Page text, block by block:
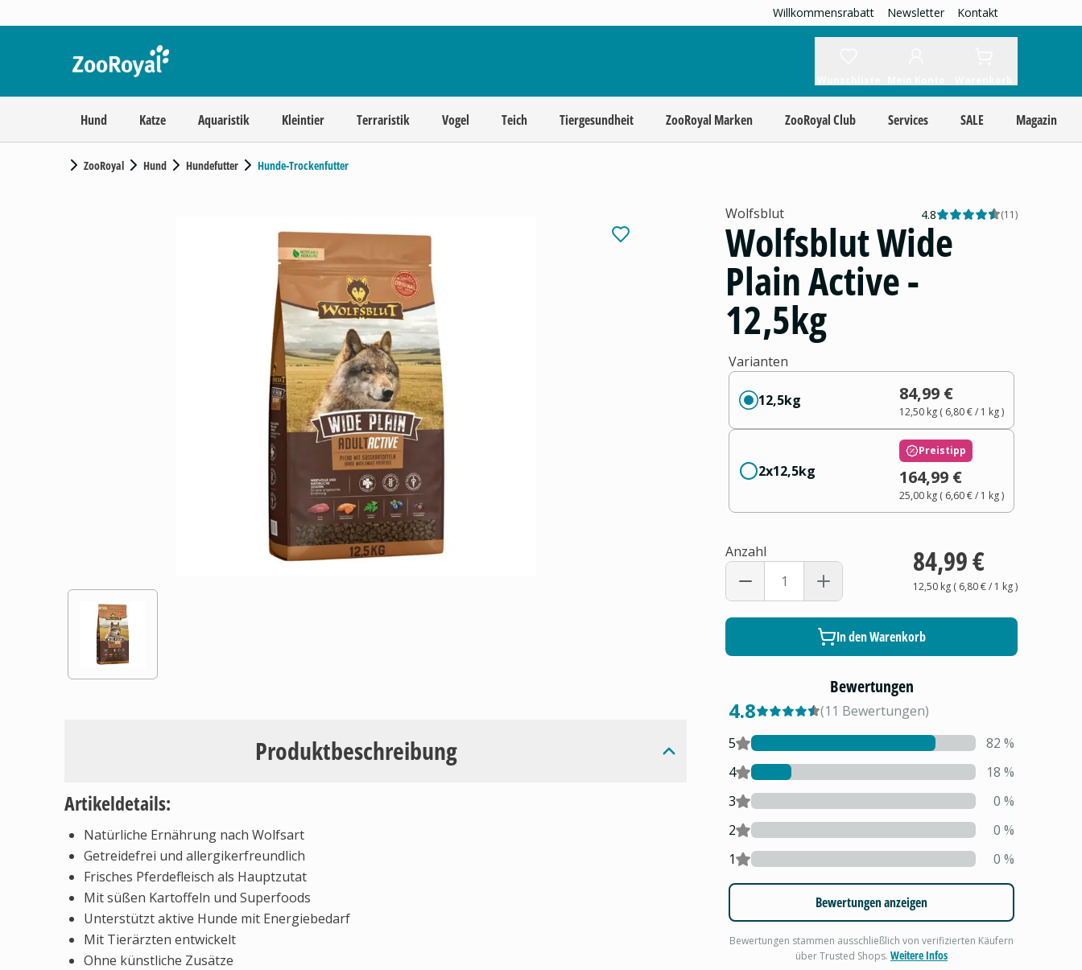
Willkommensrabatt Newsletter Kontakt
Hund Katze Aquaristik Kleintier Terraristik Vogel Teich Tiergesundheit ZooRoyal Marken ZooRoyal Club Services SALE Magazin
ZooRoyal Hund Hundefutter Hunde-Trockenfutter
Produktbeschreibung
Artikeldetails:
Natürliche Ernährung nach Wolfsart
Getreidefrei und allergikerfreundlich
Frisches Pferdefleisch als Hauptzutat
Mit süßen Kartoffeln und Superfoods
Unterstützt aktive Hunde mit Energiebedarf
Mit Tierärzten entwickelt
Ohne künstliche Zusätze
Wolfsblut 4.8 (11)
Wolfsblut Wide
Plain Active -
12,5kg
Varianten
12,5kg 84,99 €
12,50 kg( 6,80 €/ 1 kg)
2x12,5kg
Preistipp
164,99 €
25,00 kg( 6,60 €/ 1 kg)
Anzahl 84,99 €
12,50 kg( 6,80 €/ 1 kg)
In den Warenkorb
Bewertungen
4.8 (11 Bewertungen)
5
82 %
4
18 %
3
0 %
2
0 %
1
0 %
Bewertungen anzeigen
Bewertungen stammen ausschließlich von verifizierten Käufern
über Trusted Shops.Weitere Infos